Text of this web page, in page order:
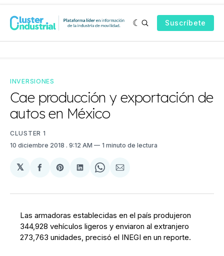
Suscríbete
INVERSIONES
Cae producción y exportación de
autos en México
CLUSTER 1
10 diciembre 2018 . 9:12 AM 1 minuto de lectura
𝕏
Compartir
Facebook
Share
Pinterest
Compartir
LinkedIn
Share
WhatsApp
Compartir
Email
Las armadoras establecidas en el país produjeron
344,928 vehículos ligeros y enviaron al extranjero
273,763 unidades, precisó el INEGI en un reporte.